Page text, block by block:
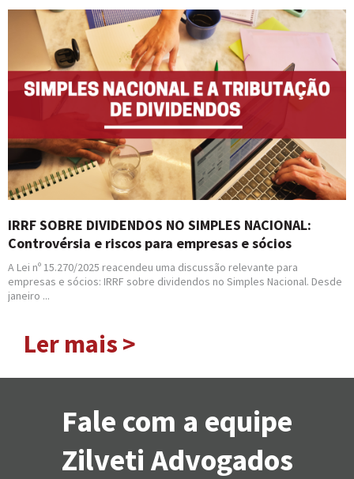
IRRF SOBRE DIVIDENDOS NO SIMPLES NACIONAL:
Controvérsia e riscos para empresas e sócios
A Lei nº 15.270/2025 reacendeu uma discussão relevante para
empresas e sócios: IRRF sobre dividendos no Simples Nacional. Desde
janeiro ...
Ler mais >
Fale com a equipe
Zilveti Advogados